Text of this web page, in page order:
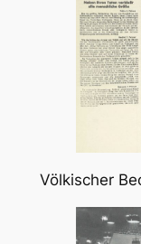
Völkischer